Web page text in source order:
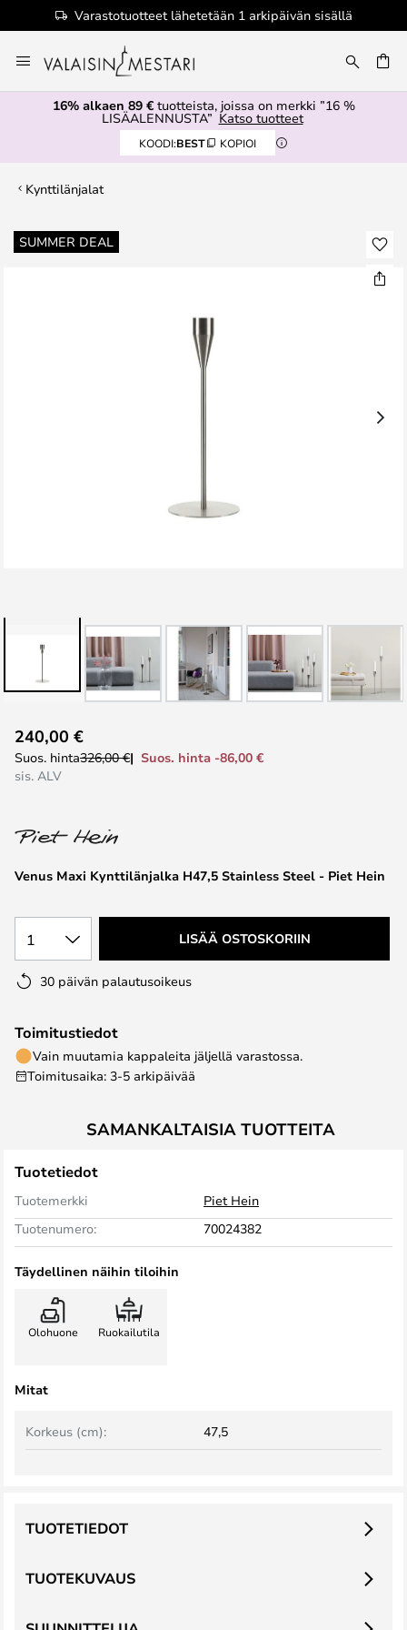
Varastotuotteet lähetetään 1 arkipäivän sisällä
to
Content
16% alkaen 89 €tuotteista, joissa on merkki ”16 %
LISÄALENNUSTA” Katso tuotteet
KOODI:BEST KOPIOI
Kynttilänjalat
SUMMER DEAL
Skip
to
to
the
the
gallery
Venus Maxi Kynttilänjalka H47,5 Stainless Steel - Piet Hein
240,00 €
Suos. hinta326,00 €
Suos. hinta -86,00 €
sis. ALV
1 LISÄÄ OSTOSKORIIN
30 päivän palautusoikeus
Toimitustiedot
Vain muutamia kappaleita jäljellä varastossa.
Toimitusaika: 3-5 arkipäivää
SAMANKALTAISIA TUOTTEITA
Tuotetiedot
Tuotemerkki
Piet Hein
Tuotenumero:
70024382
Täydellinen näihin tiloihin
Olohuone Ruokailutila
Mitat
Korkeus (cm): 47,5
TUOTEKUVAUS
TUOTETIEDOT